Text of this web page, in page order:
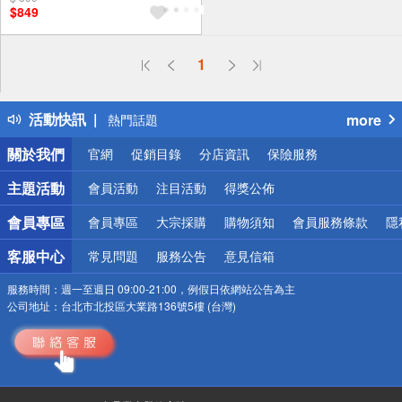
$849
1
活動快訊
偏遠地區配送
得獎公告
熱門話題
銀行優惠
偏遠地區配送
詐騙網頁！請小心！
more
關於我們
官網 促銷目錄 分店資訊 保險服務
主題活動 會員活動 注目活動 得獎公佈
會員專區 會員專區 大宗採購 購物須知 會員服務條款 隱
客服中心 常見問題 服務公告 意見信箱
服務時間： 週一至週日 09:00-21:00，例假日依網站公告為主
公司地址： 台北市北投區大業路136號5樓 (台灣)